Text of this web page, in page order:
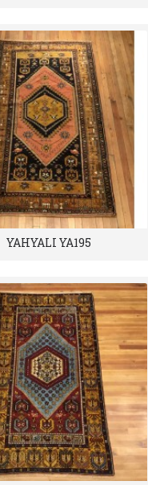
YAHYALI YA195